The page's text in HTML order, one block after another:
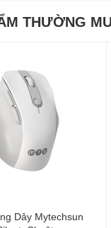
THƯỜNG
Dây Mytechsun